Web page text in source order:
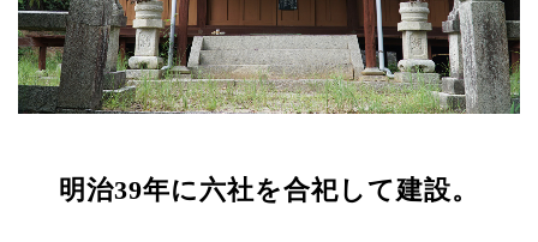
明治39年に六社を合祀して建設。